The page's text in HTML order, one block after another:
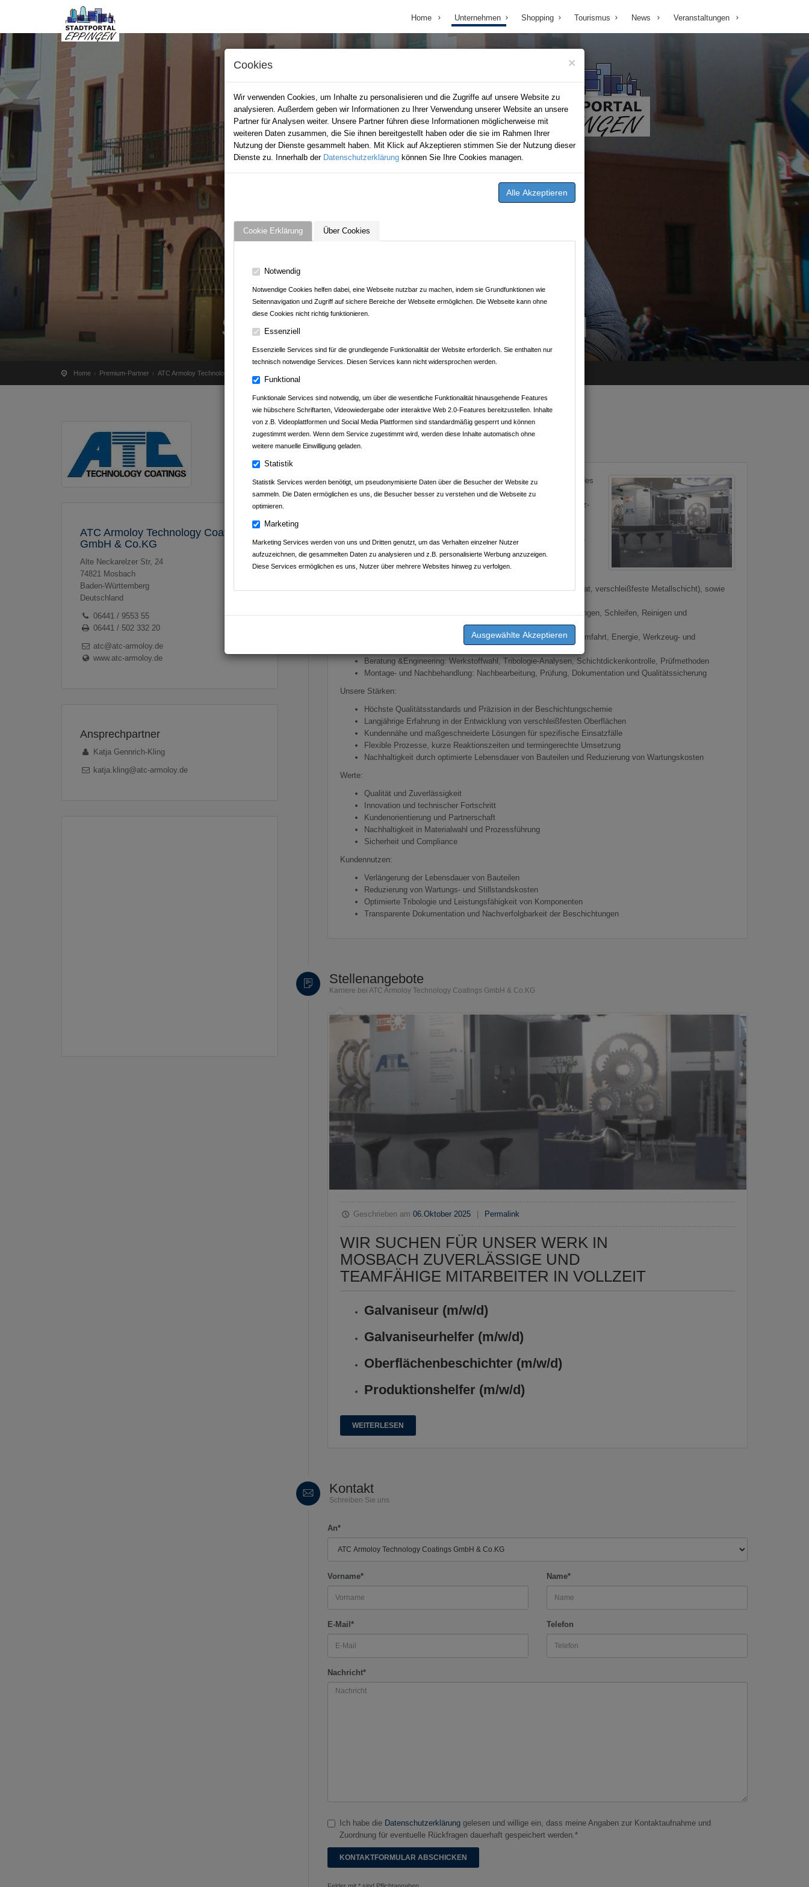
×
Cookies
Wir verwenden Cookies, um Inhalte zu personalisieren und die Zugriffe auf unsere Website zu
analysieren. Außerdem geben wir Informationen zu Ihrer Verwendung unserer Website an unsere
Partner für Analysen weiter. Unsere Partner führen diese Informationen möglicherweise mit
weiteren Daten zusammen, die Sie ihnen bereitgestellt haben oder die sie im Rahmen Ihrer
Nutzung der Dienste gesammelt haben. Mit Klick auf Akzeptieren stimmen Sie der Nutzung dieser
Dienste zu. Innerhalb der Datenschutzerklärung können Sie Ihre Cookies managen.
Cookie Erklärung Über Cookies
Notwendig
Notwendige Cookies helfen dabei, eine Webseite nutzbar zu machen, indem sie Grundfunktionen wie
Seitennavigation und Zugriff auf sichere Bereiche der Webseite ermöglichen. Die Webseite kann ohne
diese Cookies nicht richtig funktionieren.
Essenziell
Essenzielle Services sind für die grundlegende Funktionalität der Website erforderlich. Sie enthalten nur
technisch notwendige Services. Diesen Services kann nicht widersprochen werden.
Funktional
Funktionale Services sind notwendig, um über die wesentliche Funktionalität hinausgehende Features
wie hübschere Schriftarten, Videowiedergabe oder interaktive Web 2.0-Features bereitzustellen. Inhalte
von z.B. Videoplattformen und Social Media Plattformen sind standardmäßig gesperrt und können
zugestimmt werden. Wenn dem Service zugestimmt wird, werden diese Inhalte automatisch ohne
weitere manuelle Einwilligung geladen.
Statistik
Statistik Services werden benötigt, um pseudonymisierte Daten über die Besucher der Website zu
sammeln. Die Daten ermöglichen es uns, die Besucher besser zu verstehen und die Webseite zu
optimieren.
Marketing
Marketing Services werden von uns und Dritten genutzt, um das Verhalten einzelner Nutzer
aufzuzeichnen, die gesammelten Daten zu analysieren und z.B. personalisierte Werbung anzuzeigen.
Diese Services ermöglichen es uns, Nutzer über mehrere Websites hinweg zu verfolgen.
Home Unternehmen Shopping Tourismus News Veranstaltungen
STADTPORTAL EPPINGEN
Home Premium-Partner ATC Armoloy Technology Coatings GmbH & Co.KG
ATC Armoloy Technology Coatings
GmbH & Co.KG
Alte Neckarelzer Str, 24
74821 Mosbach
Baden-Württemberg
Deutschland
06441 / 9553 55
06441 / 502 332 20
atc@atc-armoloy.de
www.atc-armoloy.de
Ansprechpartner
Katja Gennrich-Kling
katja.kling@atc-armoloy.de
Über
ATC Armoloy Technology Coatings GmbH & Co.KG
ATC Armoloy Technology Coatings GmbH & Co. KGist ein führendes
Unternehmen im Bereich Oberflächenbehandlung und
Beschichtungstechnik. Wir entwickeln und fertigen hochwertige Schutz-
Ermüdungsfestigkeit begleiten wir Kunden von der Entwicklung bis zur
Serienproduktion.
Leistungsspektrum:
Beschichtungsverfahren: Armoloy-Beschichtungen (u.a. hardcoat, verschleißfeste Metallschicht), sowie
Oberflächenvorbereitung: PVD/PE-CVD, Thermische Behandlungen, Schleifen, Reinigen und
Anwendungsbereiche: Maschinenbau, Automobil, Luft- und Raumfahrt, Energie, Werkzeug- und
Beratung &Engineering: Werkstoffwahl, Tribologie-Analysen, Schichtdickenkontrolle, Prüfmethoden
Montage- und Nachbehandlung: Nachbearbeitung, Prüfung, Dokumentation und Qualitätssicherung
Unsere Stärken:
Höchste Qualitätsstandards und Präzision in der Beschichtungschemie
Langjährige Erfahrung in der Entwicklung von verschleißfesten Oberflächen
Kundennähe und maßgeschneiderte Lösungen für spezifische Einsatzfälle
Flexible Prozesse, kurze Reaktionszeiten und termingerechte Umsetzung
Nachhaltigkeit durch optimierte Lebensdauer von Bauteilen und Reduzierung von Wartungskosten
Werte:
Qualität und Zuverlässigkeit
Innovation und technischer Fortschritt
Kundenorientierung und Partnerschaft
Nachhaltigkeit in Materialwahl und Prozessführung
Sicherheit und Compliance
Kundennutzen:
Verlängerung der Lebensdauer von Bauteilen
Reduzierung von Wartungs- und Stillstandskosten
Optimierte Tribologie und Leistungsfähigkeit von Komponenten
Transparente Dokumentation und Nachverfolgbarkeit der Beschichtungen
Stellenangebote
Karriere bei ATC Armoloy Technology Coatings GmbH & Co.KG
Geschrieben am06.Oktober 2025 | Permalink
WIR SUCHEN FÜR UNSER WERK IN
MOSBACH ZUVERLÄSSIGE UND
TEAMFÄHIGE MITARBEITER IN VOLLZEIT
Galvaniseur (m/w/d)
Galvaniseurhelfer (m/w/d)
Oberflächenbeschichter (m/w/d)
Produktionshelfer (m/w/d)
WEITERLESEN
Kontakt
Schreiben Sie uns
An*
Vorname* Name*
E-Mail* Telefon
Nachricht*
Ich habe die Datenschutzerklärung gelesen und willige ein, dass meine Angaben zur Kontaktaufnahme und
Zuordnung für eventuelle Rückfragen dauerhaft gespeichert werden.*